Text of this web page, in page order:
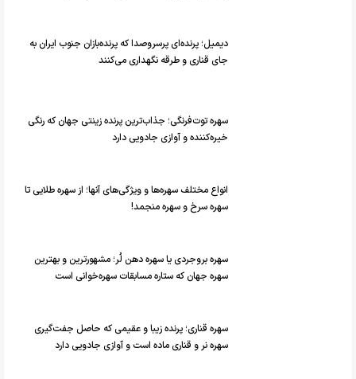
دیمیل؛ پرنده‌ای پرسروصدا که پرنده‌بازان جنوب ایران به
جای قناری و طرقه نگهداری می‌کنند
سهره توت‌فرنگی؛ جذاب‌ترین پرنده زینتی جهان که رنگی
خیره‌کننده و آوازی جادویی دارد
انواع مختلف سهره‌ها و ویژگی‌های آنها؛ از سهره طلایی تا
سهره سرخ و سهره منجمد!
سهره بروجردی یا سهره دهن لُر؛ مشهورترین و بهترین
سهره جهان که ستاره مسابقات سهره‌خوانی است
سهره قناری؛ پرنده زیبا و عقیمی که حاصل جفت‌گیری
سهره نر و قناری ماده است و آوازی جادویی دارد